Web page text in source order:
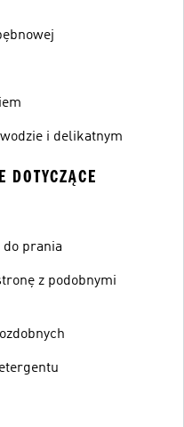
i delikatnym
DOTYCZĄCE
prania
z podobnymi